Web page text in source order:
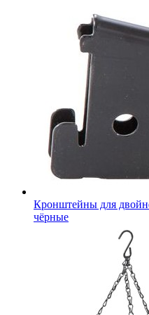
Кронштейны для
чёрные